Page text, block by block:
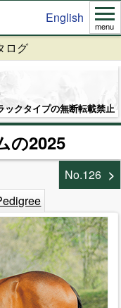
English
menu
ログ
ックタイプの無断転載禁止
の2025
No.126